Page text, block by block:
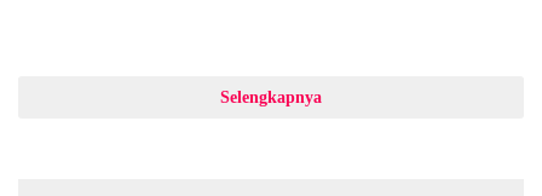
Selengkapnya